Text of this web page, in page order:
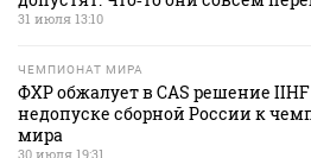
31 июля 13:10
ЧЕМПИОНАТ МИРА
ФХР обжалует в CAS решение
недопуске сборной России к
мира
30 июля 19:31